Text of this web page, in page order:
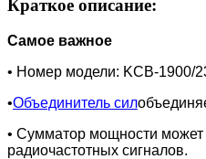
Краткое описание:
Самое важное
• Номер модели: KCB-1900/
•Объединитель сил
• Сумматор мощности может
радиочастотных сигналов.